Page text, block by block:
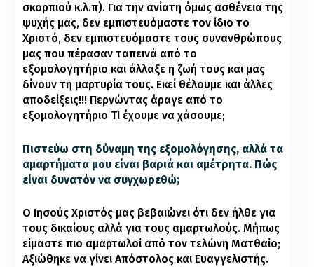
σκορπιού κ.λ.π). Για την ανίατη όμως ασθένεια της
ψυχής μας, δεν εμπιστευόμαστε τον ίδιο το
Χριστό, δεν εμπιστευόμαστε τους συνανθρώπους
μας που πέρασαν ταπεινά από το
εξομολογητήριο και άλλαξε η ζωή τους και μας
δίνουν τη μαρτυρία τους. Εκεί θέλουμε και άλλες
αποδείξεις!!! Περνώντας άραγε από το
εξομολογητήριο ΤΙ έχουμε να χάσουμε;
Πιστεύω στη δύναμη της εξομολόγησης, αλλά τα
αμαρτήματα μου είναι βαριά και αμέτρητα. Πώς
είναι δυνατόν να συγχωρεθώ;
Ο Ιησούς Χριστός μας βεβαιώνει ότι δεν ήλθε για
τους δικαίους αλλά για τους αμαρτωλούς. Μήπως
είμαστε πιο αμαρτωλοί από τον τελώνη Ματθαίο;
Αξιώθηκε να γίνει Απόστολος και Ευαγγελιστής.